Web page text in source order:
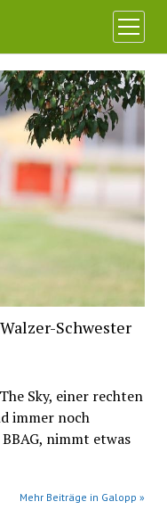
Menü
öffnen
Schwester
Sky, einer rechten
immer noch
nimmt etwas
Mehr Beiträge in Galopp »